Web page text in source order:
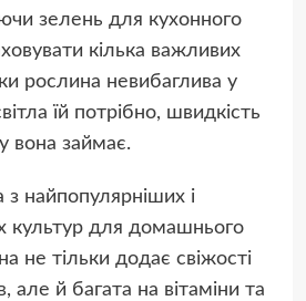
зелень для кухонного
кілька важливих
рослина невибаглива у
їй потрібно, швидкість
вона займає.
найпопулярніших і
культур для домашнього
не тільки додає свіжості
але й багата на вітаміни та